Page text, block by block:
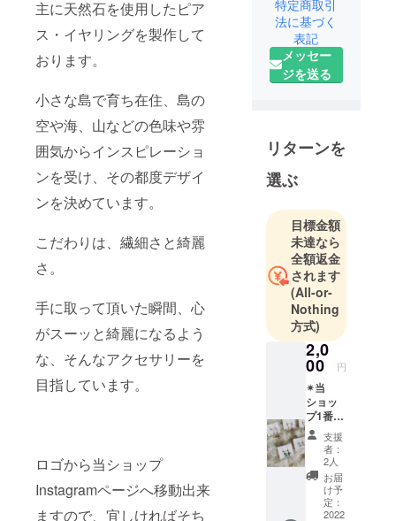
主に天然石を使用したピア
ス・イヤリングを製作して
おります。
小さな島で育ち在住、島の
空や海、山などの色味や雰
囲気からインスピレーショ
ンを受け、その都度デザイ
ンを決めています。
こだわりは、繊細さと綺麗
さ。
手に取って頂いた瞬間、心
がスーッと綺麗になるよう
な、そんなアクセサリーを
目指しています。
ロゴから当ショップ
Instagramページへ移動出来
ますので、宜しければそち
＊2018年
ウェブ
ショップ
オープン
特定商取引
法に基づく
表記
メッセー
ジを送る
リターンを
選ぶ
目標金額
未達なら
全額返金
されます
(All-or-
Nothing
方式)
2,0
00 円
✴︎当
ショッ
プ1番人
気✴︎ 天
然石×
フープ
ピアス
(イヤリ
ング) 届
くまで
支援
者：
2人
お届
け予
定：
2022